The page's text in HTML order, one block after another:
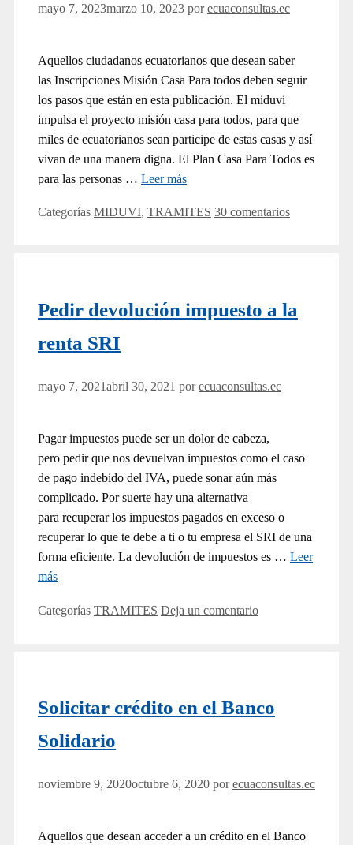
mayo 7, 2023marzo 10, 2023 porecuaconsultas.ec
Aquellos ciudadanos ecuatorianos que desean saber
las Inscripciones Misión Casa Para todos deben seguir
los pasos que están en esta publicación. El miduvi
impulsa el proyecto misión casa para todos, para que
miles de ecuatorianos sean participe de estas casas y así
vivan de una manera digna. El Plan Casa Para Todos es
para las personas … Leer más
Categorías MIDUVI, TRAMITES 30 comentarios
Pedir devolución impuesto a la
renta SRI
mayo 7, 2021abril 30, 2021 porecuaconsultas.ec
Pagar impuestos puede ser un dolor de cabeza,
pero pedir que nos devuelvan impuestos como el caso
de pago indebido del IVA, puede sonar aún más
complicado. Por suerte hay una alternativa
para recuperar los impuestos pagados en exceso o
recuperar lo que te debe a ti o tu empresa el SRI de una
forma eficiente. La devolución de impuestos es … Leer
más
Categorías TRAMITES Deja un comentario
Solicitar crédito en el Banco
Solidario
noviembre 9, 2020octubre 6, 2020 porecuaconsultas.ec
Aquellos que desean acceder a un crédito en el Banco